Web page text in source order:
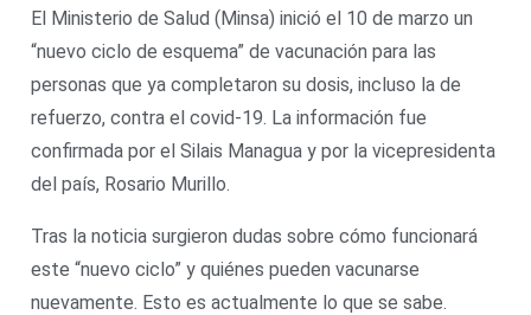
El Ministerio de Salud (Minsa) inició el 10 de marzo un
“nuevo ciclo de esquema” de vacunación para las
personas que ya completaron su dosis, incluso la de
refuerzo, contra el covid-19. La información fue
confirmada por el Silais Managua y por la vicepresidenta
del país, Rosario Murillo.
Tras la noticia surgieron dudas sobre cómo funcionará
este “nuevo ciclo” y quiénes pueden vacunarse
nuevamente. Esto es actualmente lo que se sabe.